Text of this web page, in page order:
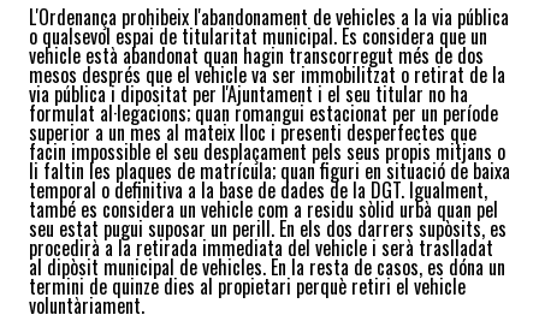
L'Ordenança prohibeix l'abandonament de vehicles a la via pública
o qualsevol espai de titularitat municipal. Es considera que un
vehicle està abandonat quan hagin transcorregut més de dos
mesos després que el vehicle va ser immobilitzat o retirat de la
via pública i dipositat per l'Ajuntament i el seu titular no ha
formulat al·legacions; quan romangui estacionat per un període
superior a un mes al mateix lloc i presenti desperfectes que
facin impossible el seu desplaçament pels seus propis mitjans o
li faltin les plaques de matrícula; quan figuri en situació de baixa
temporal o definitiva a la base de dades de la DGT. Igualment,
també es considera un vehicle com a residu sòlid urbà quan pel
seu estat pugui suposar un perill. En els dos darrers supòsits, es
procedirà a la retirada immediata del vehicle i serà traslladat
al dipòsit municipal devehicles. En la resta de casos, es dóna un
termini de quinze dies al propietari perquè retiri el vehicle
voluntàriament.